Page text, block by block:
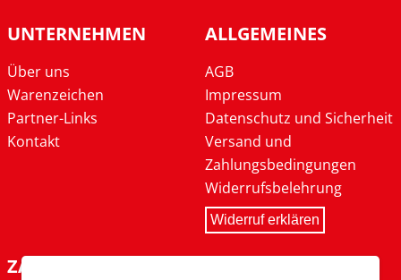
UNTERNEHMEN
Über uns
Warenzeichen
Partner-Links
Kontakt
ALLGEMEINES
AGB
Impressum
Datenschutz und Sicherheit
Versand und
Zahlungsbedingungen
Widerrufsbelehrung
Widerruf erklären
ZAHLARTEN